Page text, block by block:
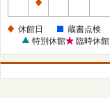
休
日
休館日
蔵書点検
特別休館
臨時休館